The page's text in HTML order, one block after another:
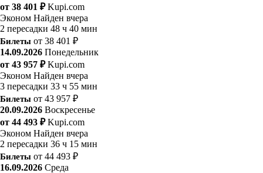
от 38 401 ₽ Kupi.com
Эконом Найден вчера
2 пересадки 48 ч 40 мин
Билеты от 38 401 ₽
14.09.2026 Понедельник
от 43 957 ₽ Kupi.com
Эконом Найден вчера
3 пересадки 33 ч 55 мин
Билеты от 43 957 ₽
20.09.2026 Воскресенье
от 44 493 ₽ Kupi.com
Эконом Найден вчера
2 пересадки 36 ч 15 мин
Билеты от 44 493 ₽
16.09.2026 Среда